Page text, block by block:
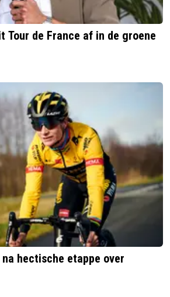
Tour de France af in de groene
hectische etappe over